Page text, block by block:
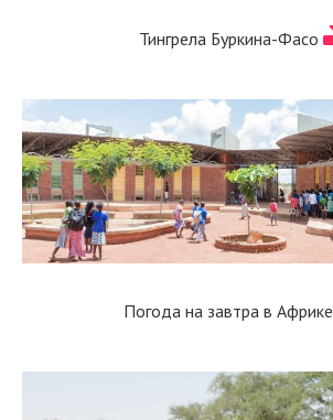
Тингрела Буркина-Фасо
Погода на завтра в Африке